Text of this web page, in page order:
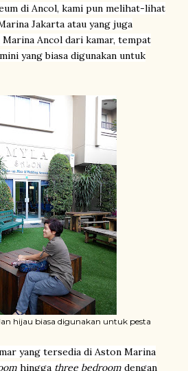
di Ancol, kami pun melihat-lihat
Jakarta atau yang juga
Ancol dari kamar, tempat
yang biasa digunakan untuk
hijau biasa digunakan untuk pesta
yang tersedia di Aston Marina
hingga three bedroom dengan